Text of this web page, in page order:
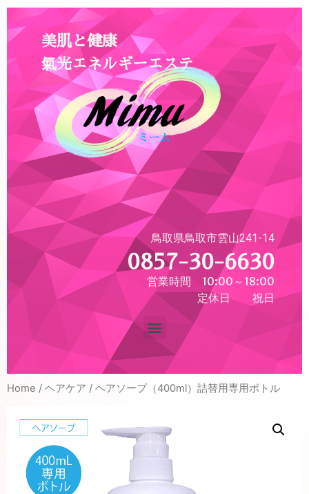
美肌と健康
氣光エネルギーエステ
鳥取県鳥取市雲山241-14
0857-30-6630
営業時間 10:00～18:00
定休日 祝日
Home / ヘアケア / ヘアソープ（400ml）詰替用専用ボトル